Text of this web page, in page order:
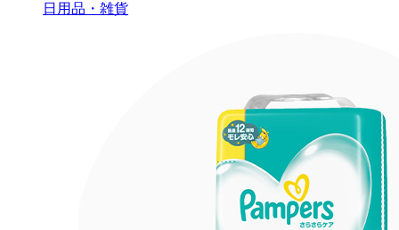
日用品・雑貨